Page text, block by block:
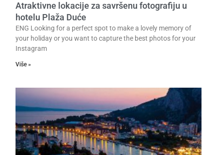
Atraktivne lokacije za savršenu fotografiju u
hotelu Plaža Duće
ENG Looking for a perfect spot to make a lovely memory of
your holiday or you want to capture the best photos for your
Instagram
Više »